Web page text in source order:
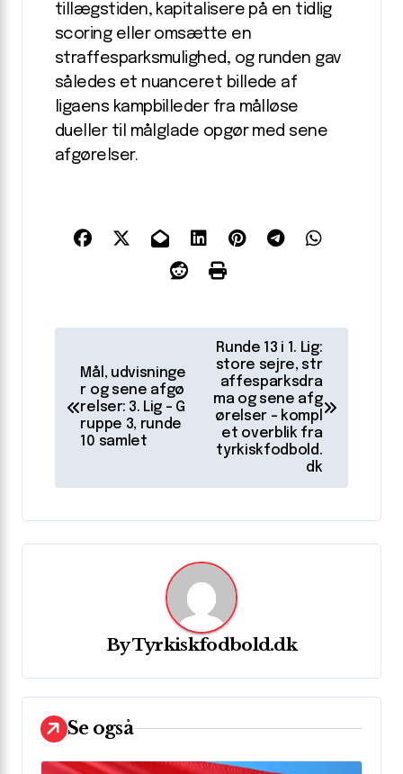
tillægstiden, kapitalisere på en tidlig
scoring eller omsætte en
straffesparksmulighed, og runden gav
således et nuanceret billede af
ligaens kampbilleder fra målløse
dueller til målglade opgør med sene
afgørelser.
d
g
s
n
a
t
i
Mål, udvisninge
r og sene afgø
relser: 3. Lig – G
ruppe 3, runde
10 samlet
Runde 13 i 1. Lig:
store sejre, str
affesparksdra
ma og sene afg
ørelser – kompl
et overblik fra
tyrkiskfodbold.
dk
ByTyrkiskfodbold.dk
Se også